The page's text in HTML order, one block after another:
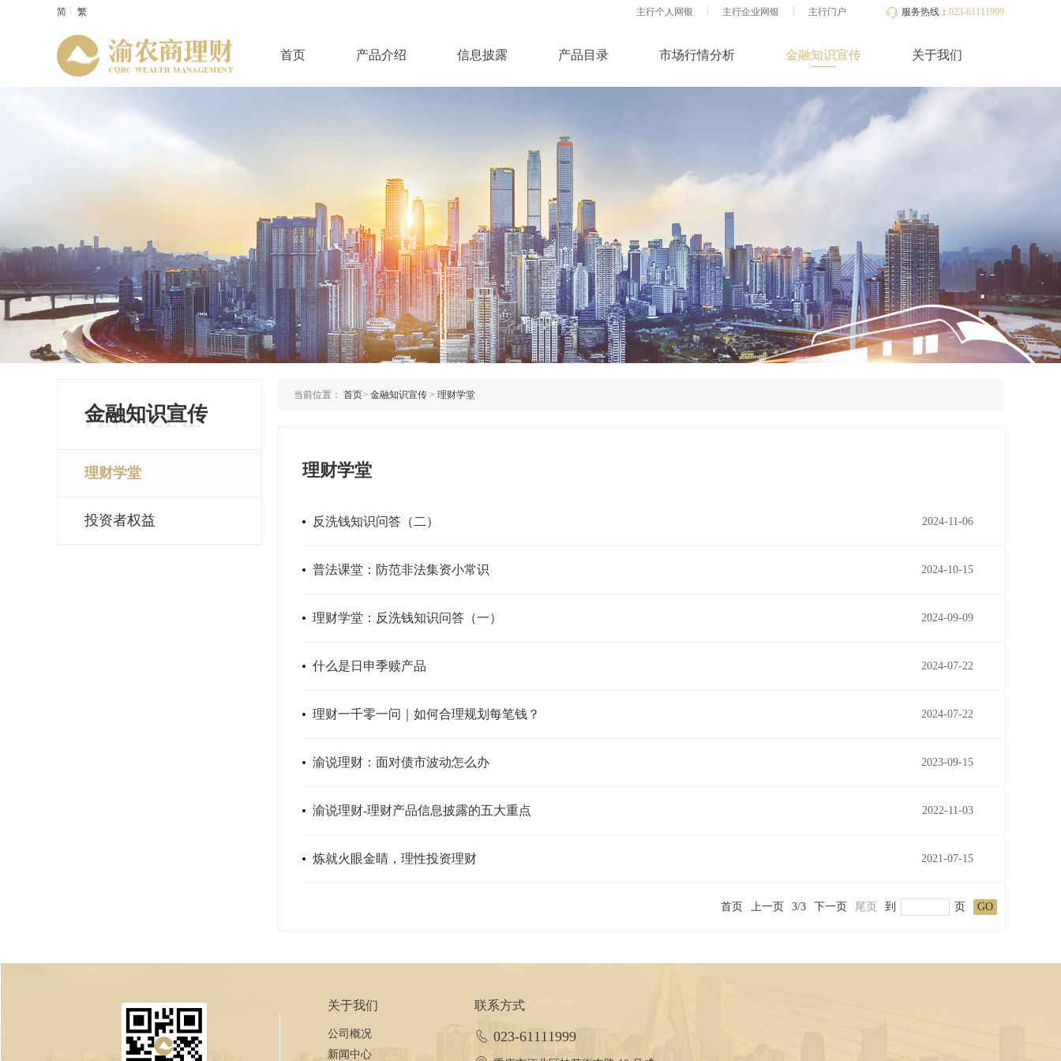
简 繁 服务热线： 023-61111999
主行个人网银 主行企业网银 主行门户
首页 产品介绍 信息披露 产品目录 市场行情分析 金融知识宣传 关于我们
金融知识宣传
FINANCIAL
理财学堂
投资者权益
当前位置： 首页> 金融知识宣传 > 理财学堂
理财学堂
反洗钱知识问答（二） 2024-11-06
普法课堂：防范非法集资小常识 2024-10-15
理财学堂：反洗钱知识问答（一） 2024-09-09
什么是日申季赎产品 2024-07-22
理财一千零一问｜如何合理规划每笔钱？ 2024-07-22
渝说理财：面对债市波动怎么办 2023-09-15
渝说理财-理财产品信息披露的五大重点 2022-11-03
炼就火眼金睛，理性投资理财 2021-07-15
首页 上一页 3/3 下一页 尾页 到 页 GO
关于我们
公司概况
新闻中心
联系方式
023-61111999